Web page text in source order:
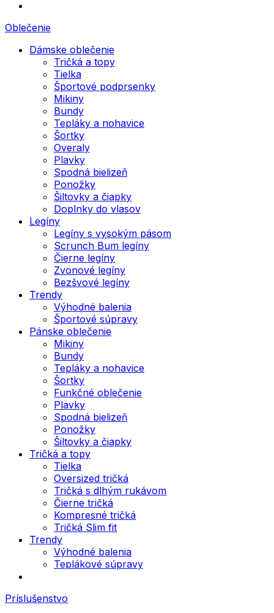
Oblečenie
Dámske oblečenie
Tričká a topy
Tielka
Športové podprsenky
Mikiny
Bundy
Tepláky a nohavice
Šortky
Overaly
Plavky
Spodná bielizeň
Ponožky
Šiltovky a čiapky
Doplnky do vlasov
Legíny
Legíny s vysokým pásom
Scrunch Bum legíny
Čierne legíny
Zvonové legíny
Bezšvové legíny
Trendy
Výhodné balenia
Športové súpravy
Pánske oblečenie
Mikiny
Bundy
Tepláky a nohavice
Šortky
Funkčné oblečenie
Plavky
Spodná bielizeň
Ponožky
Šiltovky a čiapky
Tričká a topy
Tielka
Oversized tričká
Tričká s dlhým rukávom
Čierne tričká
Kompresné tričká
Tričká Slim fit
Trendy
Výhodné balenia
Teplákové súpravy
Príslušenstvo